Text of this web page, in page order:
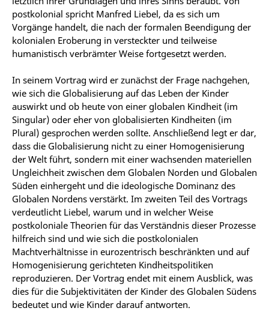
postkolonial spricht Manfred Liebel, da es sich um
Vorgänge handelt, die nach der formalen Beendigung der
kolonialen Eroberung in versteckter und teilweise
humanistisch verbrämter Weise fortgesetzt werden.
In seinem Vortrag wird er zunächst der Frage nachgehen,
wie sich die Globalisierung auf das Leben der Kinder
auswirkt und ob heute von einer globalen Kindheit (im
Singular) oder eher von globalisierten Kindheiten (im
Plural) gesprochen werden sollte. Anschließend legt er dar,
dass die Globalisierung nicht zu einer Homogenisierung
der Welt führt, sondern mit einer wachsenden materiellen
Ungleichheit zwischen dem Globalen Norden und Globalen
Süden einhergeht und die ideologische Dominanz des
Globalen Nordens verstärkt. Im zweiten Teil des Vortrags
verdeutlicht Liebel, warum und in welcher Weise
postkoloniale Theorien für das Verständnis dieser Prozesse
hilfreich sind und wie sich die postkolonialen
Machtverhältnisse in eurozentrisch beschränkten und auf
Homogenisierung gerichteten Kindheitspolitiken
reproduzieren. Der Vortrag endet mit einem Ausblick, was
dies für die Subjektivitäten der Kinder des Globalen Südens
bedeutet und wie Kinder darauf antworten.